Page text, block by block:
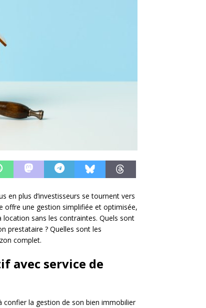
en plus d’investisseurs se tournent vers
offre une gestion simplifiée et optimisée,
sans les contraintes. Quels sont
prestataire ? Quelles sont les
complet.
avec service de
confier la gestion de son bien immobilier